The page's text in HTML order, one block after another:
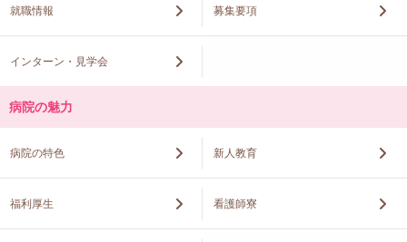
就職情報 募集要項
インターン・見学会
病院の魅力
病院の特色 新人教育
福利厚生 看護師寮